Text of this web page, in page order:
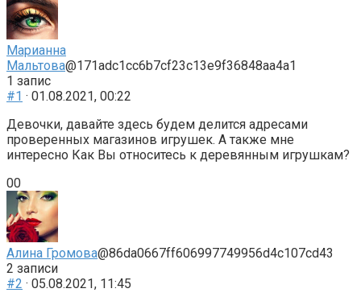
Марианна
Мальтова@171adc1cc6b7cf23c13e9f36848aa4a1
1 запис
#1 · 01.08.2021, 00:22
Девочки, давайте здесь будем делится адресами
проверенных магазинов игрушек. А также мне
интересно Как Вы относитесь к деревянным игрушкам?
Голосуйте
палець
донизу.
0Голосуйте
-
палець
доверху.
0
Алина Громова@86da0667ff606997749956d4c107cd43
2 записи
#2 · 05.08.2021, 11:45